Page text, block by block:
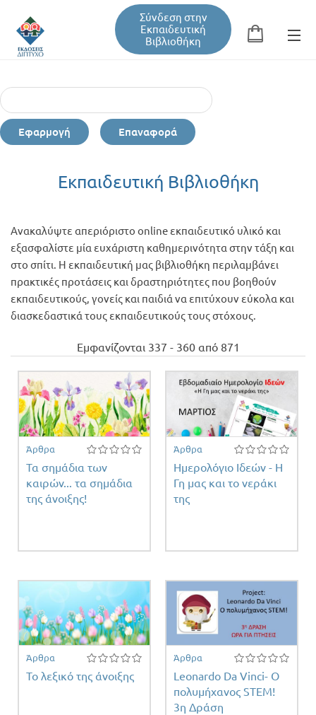
Σύνδεση στην
Εκπαιδευτική
Βιβλιοθήκη
Φόρμα αναζήτησης
Εκπαιδευτική Βιβλιοθήκη
Σεμινάρια / Συνέδρια
Τεύχη Περιοδικών
Εφαρμογή Επαναφορά
Εκπαιδευτική Βιβλιοθήκη
Ανακαλύψτε απεριόριστο online εκπαιδευτικό υλικό και
εξασφαλίστε μία ευχάριστη καθημερινότητα στην τάξη και
στο σπίτι. Η εκπαιδευτική μας βιβλιοθήκη περιλαμβάνει
πρακτικές προτάσεις και δραστηριότητες που βοηθούν
εκπαιδευτικούς, γονείς και παιδιά να επιτύχουν εύκολα και
διασκεδαστικά τους εκπαιδευτικούς τους στόχους.
Εμφανίζονται 337 - 360 από 871
Άρθρα
Τα σημάδια των
καιρών... τα σημάδια
της άνοιξης!
Άρθρα
Ημερολόγιο Ιδεών - Η
Γη μας και το νεράκι
της
Άρθρα
Το λεξικό της άνοιξης
Άρθρα
Leonardo Da Vinci- Ο
πολυμήχανος STEM!
3η Δράση